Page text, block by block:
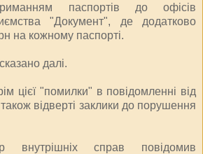
паспортів до офісів
"Документ", де додатково
на кожному паспорті.
далі.
цієї "помилки" в повідомленні від
відверті заклики до порушення
внутрішніх справ повідомив